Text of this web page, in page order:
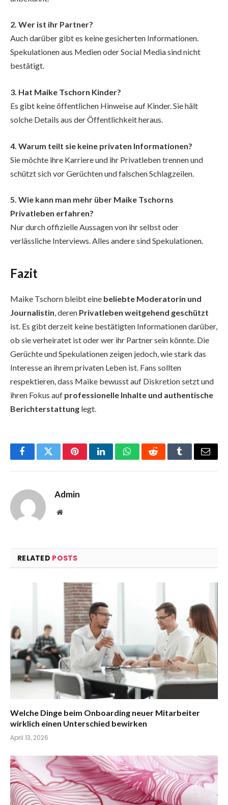
2. Wer ist ihr Partner?
Auch darüber gibt es keine gesicherten Informationen.
Spekulationen aus Medien oder Social Media sind nicht
bestätigt.
3. Hat Maike Tschorn Kinder?
Es gibt keine öffentlichen Hinweise auf Kinder. Sie hält
solche Details aus der Öffentlichkeit heraus.
4. Warum teilt sie keine privaten Informationen?
Sie möchte ihre Karriere und ihr Privatleben trennen und
schützt sich vor Gerüchten und falschen Schlagzeilen.
5. Wie kann man mehr über Maike Tschorns
Privatleben erfahren?
Nur durch offizielle Aussagen von ihr selbst oder
verlässliche Interviews. Alles andere sind Spekulationen.
Fazit
Maike Tschorn bleibt eine beliebte Moderatorin und
Journalistin , deren Privatleben weitgehend geschützt
ist. Es gibt derzeit keine bestätigten Informationen darüber,
ob sie verheiratet ist oder wer ihr Partner sein könnte. Die
Gerüchte und Spekulationen zeigen jedoch, wie stark das
Interesse an ihrem privaten Leben ist. Fans sollten
respektieren, dass Maike bewusst auf Diskretion setzt und
ihren Fokus auf professionelle Inhalte und authentische
Berichterstattung legt.
FacebookTwitterPinterestLinkedInWhatsAppRedditTumblrEmail
Admin
Website
RELATED POSTS
Welche Dinge beim Onboarding neuer Mitarbeiter
wirklich einen Unterschied bewirken
April 13, 2026